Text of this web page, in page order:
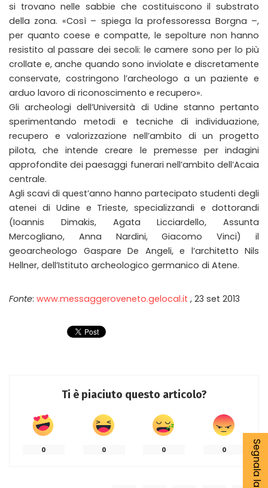
si trovano nelle sabbie che costituiscono il substrato
della zona. «Così – spiega la professoressa Borgna –,
per quanto coese e compatte, le sepolture non hanno
resistito al passare dei secoli: le camere sono per lo più
crollate e, anche quando sono inviolate e discretamente
conservate, costringono l’archeologo a un paziente e
arduo lavoro di riconoscimento e recupero».
Gli archeologi dell’Università di Udine stanno pertanto
sperimentando metodi e tecniche di individuazione,
recupero e valorizzazione nell’ambito di un progetto
pilota, che intende creare le premesse per indagini
approfondite dei paesaggi funerari nell’ambito dell’Acaia
centrale.
Agli scavi di quest’anno hanno partecipato studenti degli
atenei di Udine e Trieste, specializzandi e dottorandi
(Ioannis Dimakis, Agata Licciardello, Assunta
Mercogliano, Anna Nardini, Giacomo Vinci) il
geoarcheologo Gaspare De Angeli, e l’architetto Nils
Hellner, dell’Istituto archeologico germanico di Atene.
Fonte: www.messaggeroveneto.gelocal.it , 23 set 2013
Ti è piaciuto questo articolo?
0 0 0 0